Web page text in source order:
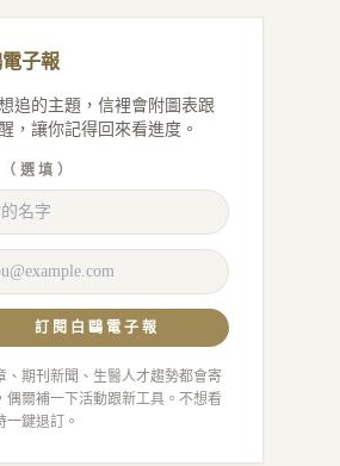
子報
追的主題，信裡會附圖表跟
，讓你記得回來看進度。
選填）
訂閱白鷗電子報
、期刊新聞、生醫人才趨勢都會寄
偶爾補一下活動跟新工具。不想看
一鍵退訂。